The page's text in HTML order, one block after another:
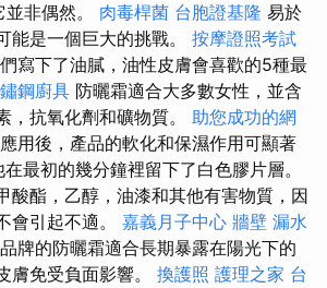
非偶然。 肉毒桿菌 台胞證基隆 易於
能是一個巨大的挑戰。 按摩證照考試
寫下了油膩，油性皮膚會喜歡的5種最
鋼廚具 防曬霜適合大多數女性，並含
，抗氧化劑和礦物質。 助您成功的網
用後，產品的軟化和保濕作用可顯著
在最初的幾分鐘裡留下了白色膠片層。
酸酯，乙醇，油漆和其他有害物質，因
會引起不適。 嘉義月子中心 牆壁 漏水
牌的防曬霜適合長期暴露在陽光下的
膚免受負面影響。 換護照 護理之家 台